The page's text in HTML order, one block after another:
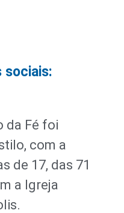
sociais:
da Fé foi
com a
de 17, das 71
a Igreja